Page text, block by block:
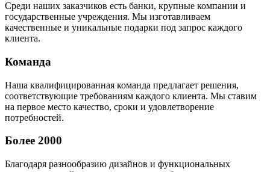
Среди наших заказчиков есть банки, крупные компании и
государственные учреждения. Мы изготавливаем
качественные и уникальные подарки под запрос каждого
клиента.
Команда
Наша квалифицированная команда предлагает решения,
соответствующие требованиям каждого клиента. Мы ставим
на первое место качество, сроки и удовлетворение
потребностей.
Более 2000
Благодаря разнообразию дизайнов и функциональных